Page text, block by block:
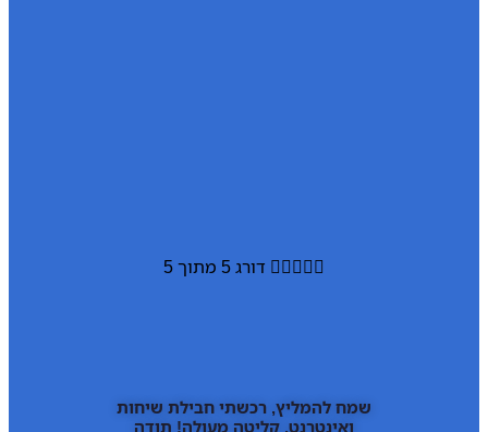
 דורג 5 מתוך 5
שמח להמליץ, רכשתי חבילת שיחות
ואינטרנט, קליטה מעולה! תודה